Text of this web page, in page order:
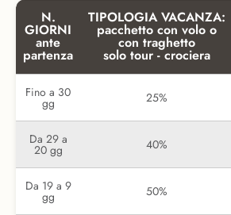
N.
GIORNI
ante
partenza
TIPOLOGIA VACANZA:
pacchetto con volo o
con traghetto
solo tour - crociera
Fino a 30
gg 25%
Da 29 a
20 gg 40%
Da 19 a 9
gg 50%